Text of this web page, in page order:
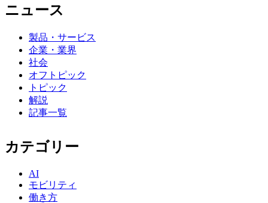
ニュース
製品・サービス
企業・業界
社会
オフトピック
トピック
解説
記事一覧
カテゴリー
AI
モビリティ
働き方